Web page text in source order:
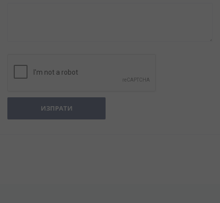
ИЗПРАТИ